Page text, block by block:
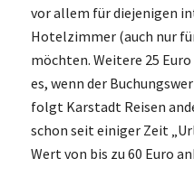
vor allem für diejenigen
Hotelzimmer (auch nur
möchten. Weitere 25
es, wenn der
folgt Karstadt Reisen
schon seit einiger Zeit
Wert von bis zu 60 Euro